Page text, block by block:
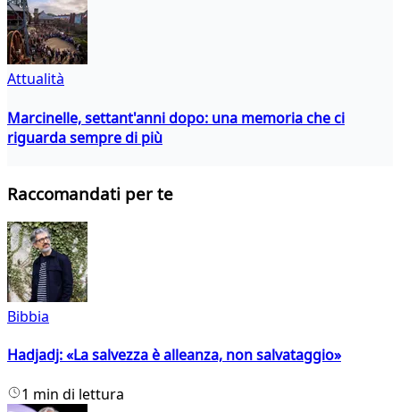
Attualità
Marcinelle, settant'anni dopo: una memoria che ci
riguarda sempre di più
Raccomandati per te
Bibbia
Hadjadj: «La salvezza è alleanza, non salvataggio»
1 min di lettura